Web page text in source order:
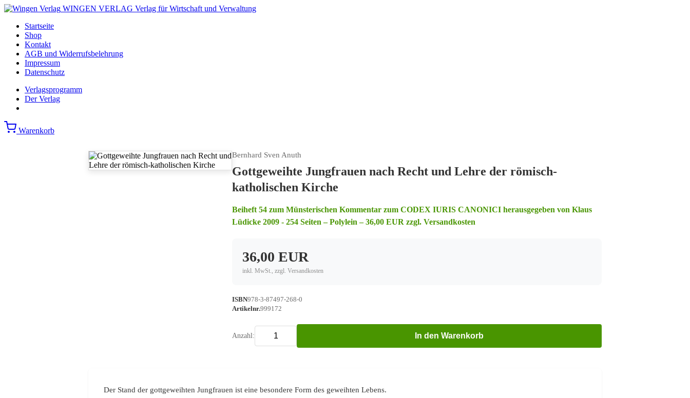
WINGEN VERLAG Verlag für Wirtschaft und Verwaltung
Startseite
Shop
Kontakt
AGB und Widerrufsbelehrung
Impressum
Datenschutz
Verlagsprogramm
Der Verlag
Warenkorb
Bernhard Sven Anuth
Gottgeweihte Jungfrauen nach Recht und Lehre der römisch-
katholischen Kirche
Beiheft 54 zum Münsterischen Kommentar zum CODEX IURIS CANONICI herausgegeben von Klaus
Lüdicke 2009 - 254 Seiten – Polylein – 36,00 EUR zzgl. Versandkosten
36,00 EUR
inkl. MwSt., zzgl. Versandkosten
ISBN978-3-87497-268-0
Artikelnr.999172
Anzahl: In den Warenkorb
Der Stand der gottgeweihten Jungfrauen ist eine besondere Form des geweihten Lebens.